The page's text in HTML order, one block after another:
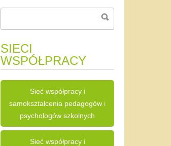
SIECI
WSPÓŁPRACY
Sieć współpracy i
samokształcenia pedagogów i
psychologów szkolnych
Sieć współpracy i